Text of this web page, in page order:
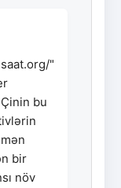
"
bu
bir
növ